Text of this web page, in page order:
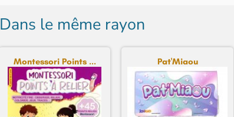
Dans le même rayon
Montessori Points ... Pat'Miaou